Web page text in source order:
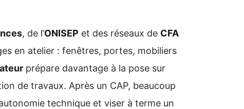
, de l’ONISEP et des réseaux de CFA
en atelier : fenêtres, portes, mobiliers
prépare davantage à la pose sur
de travaux. Après un CAP, beaucoup
technique et viser à terme un